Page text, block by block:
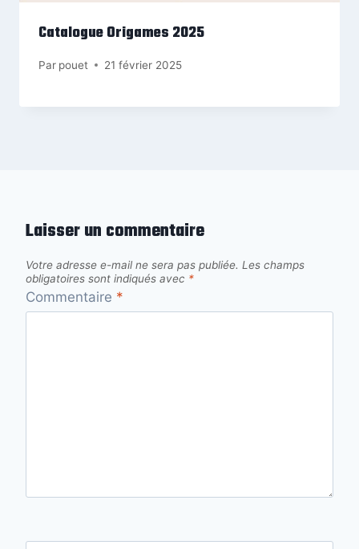
Catalogue Origames 2025
Par pouet 21 février 2025
Laisser un commentaire
Votre adresse e-mail ne sera pas publiée. Les champs
obligatoires sont indiqués avec *
Commentaire *